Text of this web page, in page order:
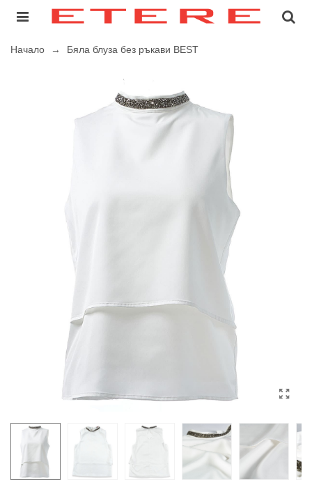
Начало → Бяла блуза без ръкави BEST